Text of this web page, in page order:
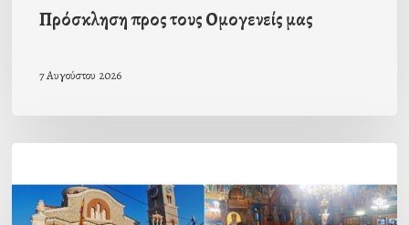
Πρόσκληση προς τους Ομογενείς μας
7 Αυγούστου 2026
εορτή
της